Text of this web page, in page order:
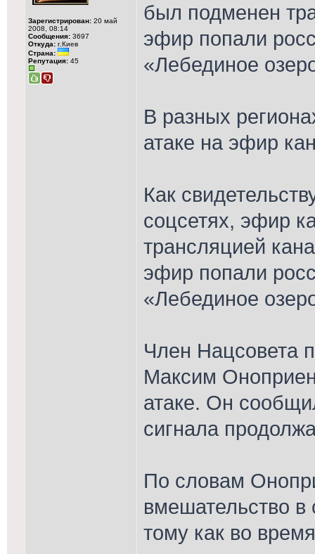
Зарегистрирован: 20 май
2008, 08:14
Сообщения: 3697
Откуда: г.Киев
Страна:
Репутация: 45
был подменен
эфир попали
«Лебединое
В разных
атаке на эфир
Как
соцсетях, эфир
трансляцией
эфир попали
«Лебединое
Член Нацсовета
Максим
атаке. Он
сигнала
По словам
вмешательство в
тому как во